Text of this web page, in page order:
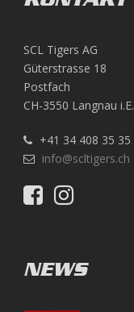
SCL Tigers AG
Güterstrasse 18
Postfach
CH-3550 Langnau i.E.
+41 34 408 35 35
info@scltigers.ch
NEWS